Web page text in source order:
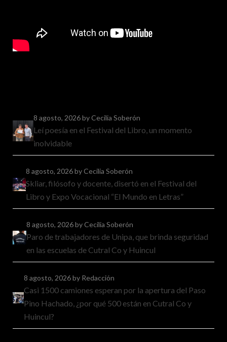
8 agosto, 2026by Cecilia Soberón
Leí poesía en el Festival del Libro, un momento
inolvidable
8 agosto, 2026by Cecilia Soberón
Skliar, filósofo y docente, disertó en el Festival del
Libro y Expo Vocacional “El Mundo en Letras”
8 agosto, 2026by Cecilia Soberón
Paro de trabajadores de Unipa, que brinda seguridad
en las escuelas de Cutral Co y Huincul
8 agosto, 2026by Redacción
Casi 1500 camiones esperan por la apertura del Paso
Pino Hachado, ¿por qué 500 están en Cutral Co y
Huincul?